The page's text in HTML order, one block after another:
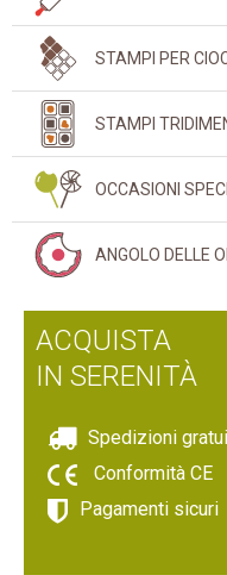
COLORANTI ALIMENTARI
COPERCHI ELASTICI
COPERCHI
COPERCHI UFO
PENNELLI E SPATOLE
PRESINE E
SAC À POCHE E PUNTE
TAGLIAPASTA
TAPPETINI
STAMPI PER
STAMPI
OCCASIONI
COMPLEANNI
ESTATE
FESTA DELLA MAMMA
FLOREALE
HALLOWEEN
NATALE
PASQUA
PER I PIÙ PICCOLI
ANGOLO DELLE
ACQUISTA
IN SERENITÀ
Spedizioni
Conformità CE
Pagamenti sicuri